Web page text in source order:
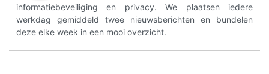
informatiebeveiliging en privacy. We plaatsen iedere
werkdag gemiddeld twee nieuwsberichten en bundelen
deze elke week in een mooi overzicht.